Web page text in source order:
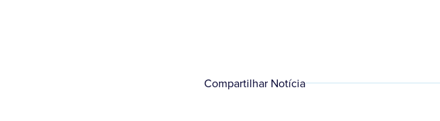
Compartilhar Notícia